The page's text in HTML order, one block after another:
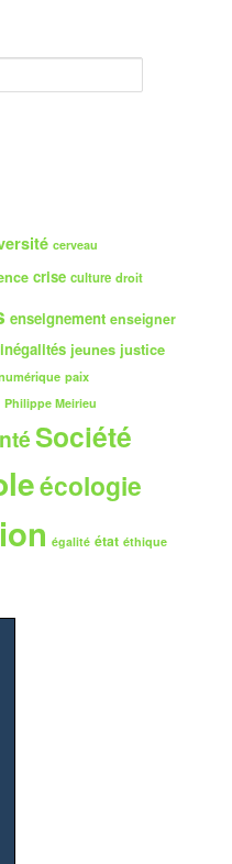
cerveau
crise culture droit
enseignement enseigner
inégalités jeunes justice
paix
Philippe Meirieu
Société
écologie
égalité état éthique